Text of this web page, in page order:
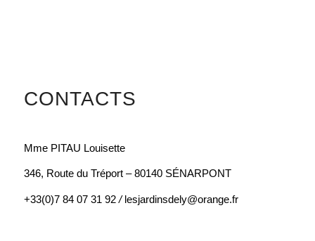
CONTACTS
Mme PITAU Louisette
346, Route du Tréport – 80140 SÉNARPONT
+33(0)7 84 07 31 92/lesjardinsdely@orange.fr